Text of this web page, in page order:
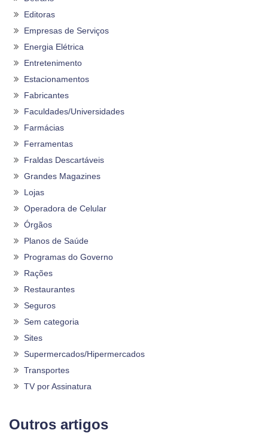
Editoras
Empresas de Serviços
Energia Elétrica
Entretenimento
Estacionamentos
Fabricantes
Faculdades/Universidades
Farmácias
Ferramentas
Fraldas Descartáveis
Grandes Magazines
Lojas
Operadora de Celular
Órgãos
Planos de Saúde
Programas do Governo
Rações
Restaurantes
Seguros
Sem categoria
Sites
Supermercados/Hipermercados
Transportes
TV por Assinatura
Outros artigos